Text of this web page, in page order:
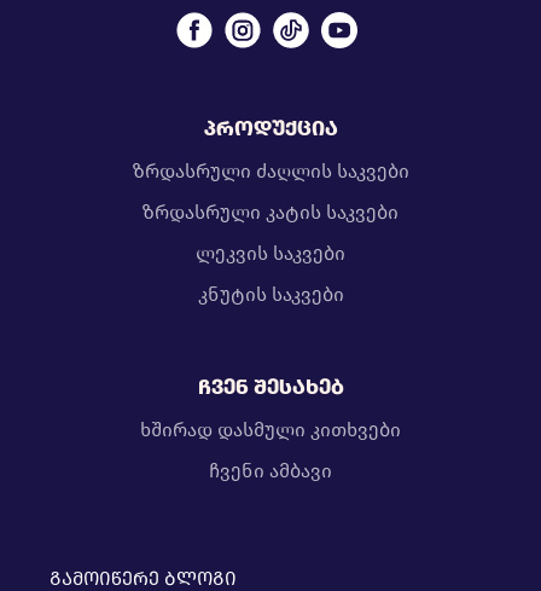
პროდუქცია
ზრდასრული ძაღლის საკვები
ზრდასრული კატის საკვები
ლეკვის საკვები
კნუტის საკვები
ჩვენ შესახებ
ხშირად დასმული კითხვები
ჩვენი ამბავი
გამოიწერე ბლოგი